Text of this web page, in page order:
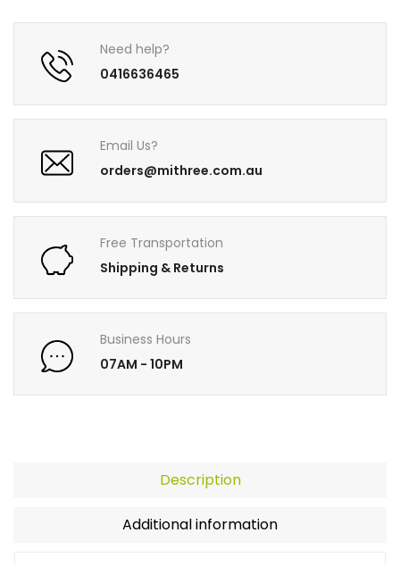
Need help?
0416636465
Email Us?
orders@mithree.com.au
Free Transportation
Shipping & Returns
Business Hours
07AM - 10PM
Description
Additional information